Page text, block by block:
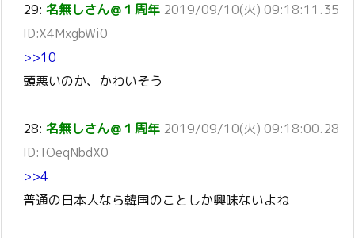
29: 名無しさん＠１周年 2019/09/10(火) 09:18:11.35
ID:X4MxgbWi0
>>10
頭悪いのか、かわいそう
28: 名無しさん＠１周年 2019/09/10(火) 09:18:00.28
ID:TOeqNbdX0
>>4
普通の日本人なら韓国のことしか興味ないよね